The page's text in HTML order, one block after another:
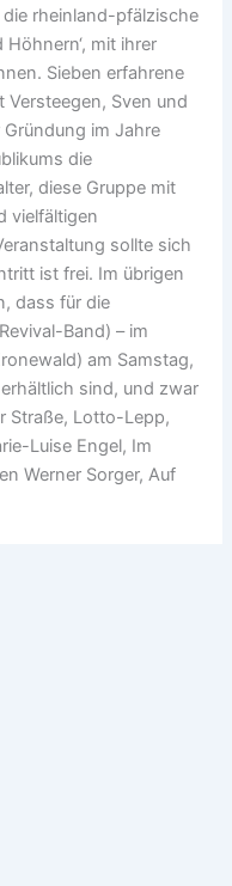
rheinland-pfälzische
mit ihrer
Sieben erfahrene
Versteegen, Sven und
im Jahre
die
diese Gruppe mit
vielfältigen
sollte sich
ist frei. Im übrigen
dass für die
Band) – im
am Samstag,
sind, und zwar
Straße, Lotto-Lepp,
Luise Engel, Im
Werner Sorger, Auf